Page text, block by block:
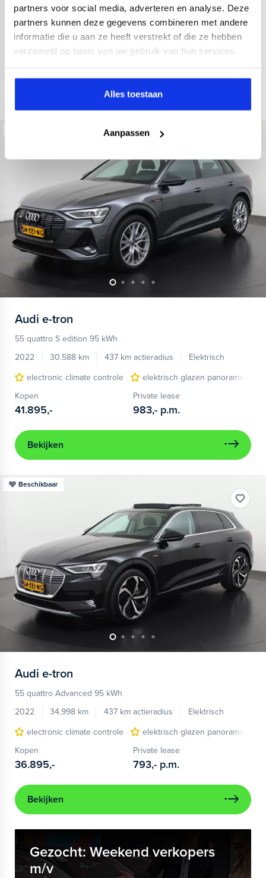
partners voor social media, adverteren en analyse. Deze
partners kunnen deze gegevens combineren met andere
informatie die u aan ze heeft verstrekt of die ze hebben
verzameld op basis van uw gebruik van hun services.
Alles toestaan
Aanpassen
Hybride benzine
Automaat
achteruitrijcamera
Apple Carplay/Android Auto
Kopen
Op aanvraag
Audi e-tron
55 quattro S edition 95 kWh
2022
30.588 km 437 km actieradius
Elektrisch
electronic climate controle
elektrisch glazen panorama-dak
Kopen
41.895,-
Private lease
983,- p.m.
Bekijken
Beschikbaar
Audi e-tron
55 quattro Advanced 95 kWh
2022
34.998 km 437 km actieradius
Elektrisch
electronic climate controle
elektrisch glazen panorama-dak
Kopen
36.895,-
Private lease
793,- p.m.
Bekijken
Gezocht: Weekend verkopers
m/v